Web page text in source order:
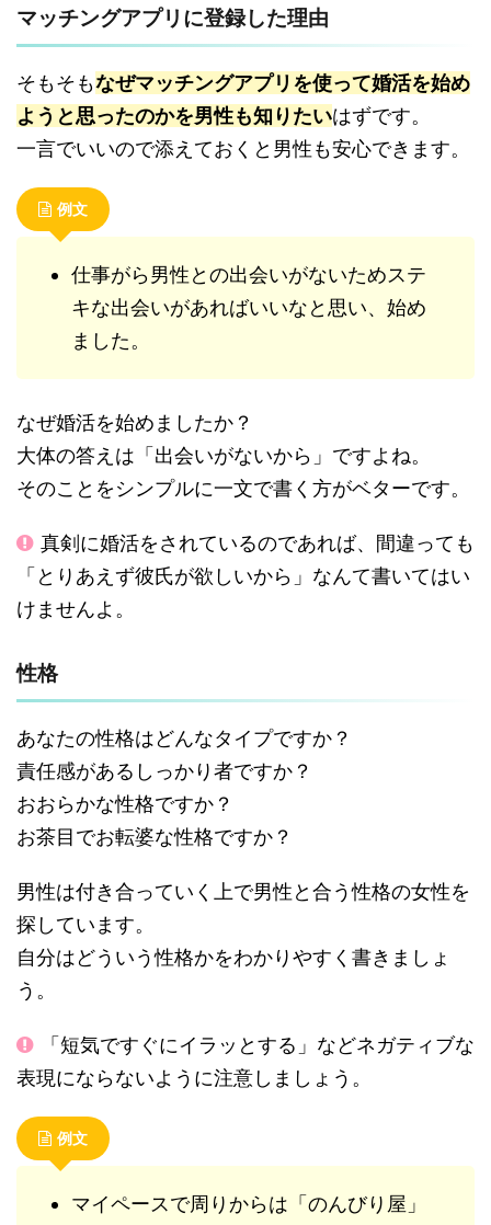
マッチングアプリに登録した理由
そもそもなぜマッチングアプリを使って婚活を始め
ようと思ったのかを男性も知りたいはずです。
一言でいいので添えておくと男性も安心できます。
例文
仕事がら男性との出会いがないためステ
キな出会いがあればいいなと思い、始め
ました。
なぜ婚活を始めましたか？
大体の答えは「出会いがないから」ですよね。
そのことをシンプルに一文で書く方がベターです。
真剣に婚活をされているのであれば、間違っても
「とりあえず彼氏が欲しいから」なんて書いてはい
けませんよ。
性格
あなたの性格はどんなタイプですか？
責任感があるしっかり者ですか？
おおらかな性格ですか？
お茶目でお転婆な性格ですか？
男性は付き合っていく上で男性と合う性格の女性を
探しています。
自分はどういう性格かをわかりやすく書きましょ
う。
「短気ですぐにイラッとする」などネガティブな
表現にならないように注意しましょう。
例文
マイペースで周りからは「のんびり屋」